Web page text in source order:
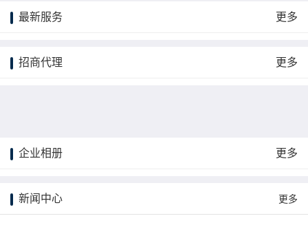
最新服务 更多
招商代理 更多
企业相册 更多
新闻中心 更多